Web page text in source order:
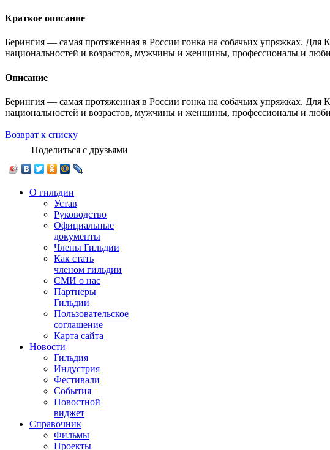
Краткое описание
Берингия — самая протяженная в России гонка на собачьих упряжках.
национальностей и возрастов, мужчины и женщины, профессионалы и
Описание
Берингия — самая протяженная в России гонка на собачьих упряжках.
национальностей и возрастов, мужчины и женщины, профессионалы и
Возврат к списку
Поделиться с друзьями
О гильдии
Устав
Руководство
Официальные
документы
Члены Гильдии
Как стать
членом гильдии
СМИ о нас
Партнеры
Гильдии
Пользовательское
соглашение
Карта сайта
Новости
Гильдия
Индустрия
Фестивали
События
Новостной
виджет
Справочник
Фильмы
Проекты